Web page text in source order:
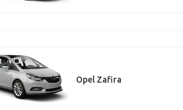
Opel Zafira